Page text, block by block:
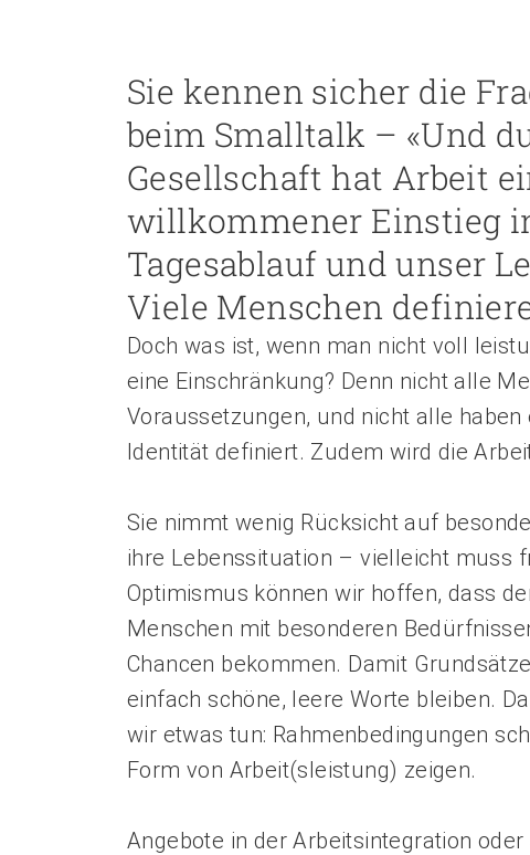
Arbeit und Betriebskultur gestalten
Betrieb führen und Recht umsetzen
Sicherheit gewährleisten
Finanzierung regeln
Angebote entwickeln
Nachhaltigkeit fördern
Einkauf organisieren
Berufliche Inklusion fördern
Mit Angehörigen arbeiten
Lebensende gestalten
Gesundheitsfragen angehen
Integrität schützen
Bei Demenz begleiten
Psychische Gesundheit fördern
Sie kennen sicher die
beim Smalltalk – «Und
Gesellschaft hat Arbeit
willkommener Einstieg
Tagesablauf und unser
Viele Menschen
Doch was ist, wenn man nicht voll
eine Einschränkung? Denn nicht alle
Voraussetzungen, und nicht alle
Identität definiert. Zudem wird die
Sie nimmt wenig Rücksicht auf
ihre Lebenssituation – vielleicht muss
Optimismus können wir hoffen, dass
Menschen mit besonderen
Chancen bekommen. Damit
einfach schöne, leere Worte bleiben.
wir etwas tun: Rahmenbedingungen
Form von Arbeit(sleistung) zeigen.
Angebote in der Arbeitsintegration